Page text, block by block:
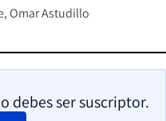
Omar Astudillo
debes ser suscriptor.